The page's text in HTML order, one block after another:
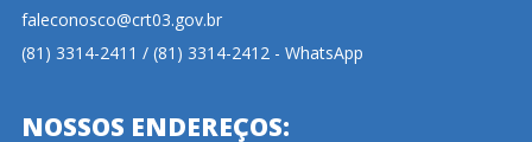
faleconosco@crt03.gov.br
(81) 3314-2411 / (81) 3314-2412 - WhatsApp
NOSSOS ENDEREÇOS: